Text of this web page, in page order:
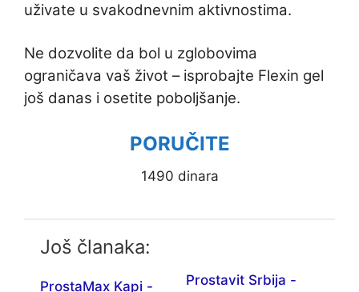
uživate u svakodnevnim aktivnostima.
Ne dozvolite da bol u zglobovima
ograničava vaš život – isprobajte Flexin gel
još danas i osetite poboljšanje.
PORUČITE
1490 dinara
Još članaka:
ProstaMax Kapi - Prostavit Srbija -